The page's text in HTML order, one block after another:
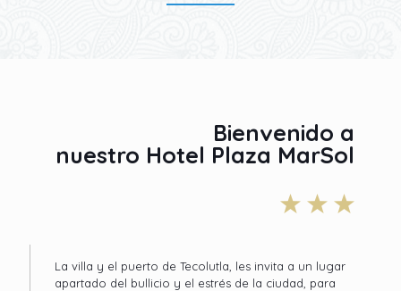
Bienvenido a
nuestro Hotel Plaza MarSol
La villa y el puerto de Tecolutla, les invita a un lugar
apartado del bullicio y el estrés de la ciudad, para